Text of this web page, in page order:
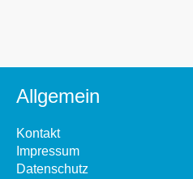
Allgemein
Kontakt
Impressum
Datenschutz